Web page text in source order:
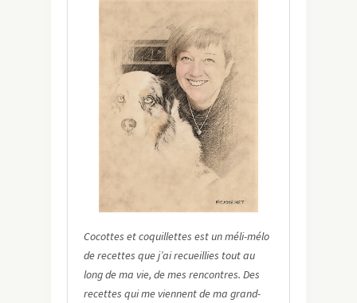
Cocottes et coquillettes est un méli-mélo
de recettes que j’ai recueillies tout au
long de ma vie, de mes rencontres. Des
recettes qui me viennent de ma grand-